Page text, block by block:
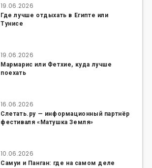
19.06.2026
Где лучше отдыхать в Египте или
Тунисе
19.06.2026
Мармарис или Фетхие, куда лучше
поехать
16.06.2026
Слетать.ру — информационный партнёр
фестиваля «Матушка Земля»
10.06.2026
Самуи и Панган: где на самом деле